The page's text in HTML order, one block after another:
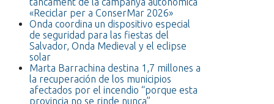
«Reciclar per a ConserMar 2026»
Onda coordina un dispositivo especial
de seguridad para las fiestas del
Salvador, Onda Medieval y el eclipse
solar
Marta Barrachina destina 1,7 millones a
la recuperación de los municipios
afectados por el incendio “porque esta
provincia no se rinde nunca”